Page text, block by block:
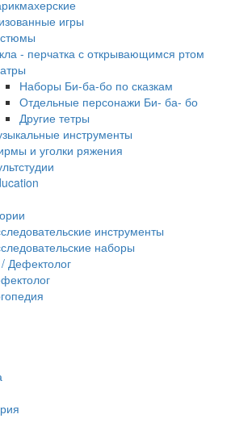
игры
- перчатка с открывающимся ртом
Наборы Би-ба-бо по сказкам
Отдельные персонажи Би- ба- бо
Другие тетры
инструменты
и уголки ряжения
инструменты
наборы
Дефектолог